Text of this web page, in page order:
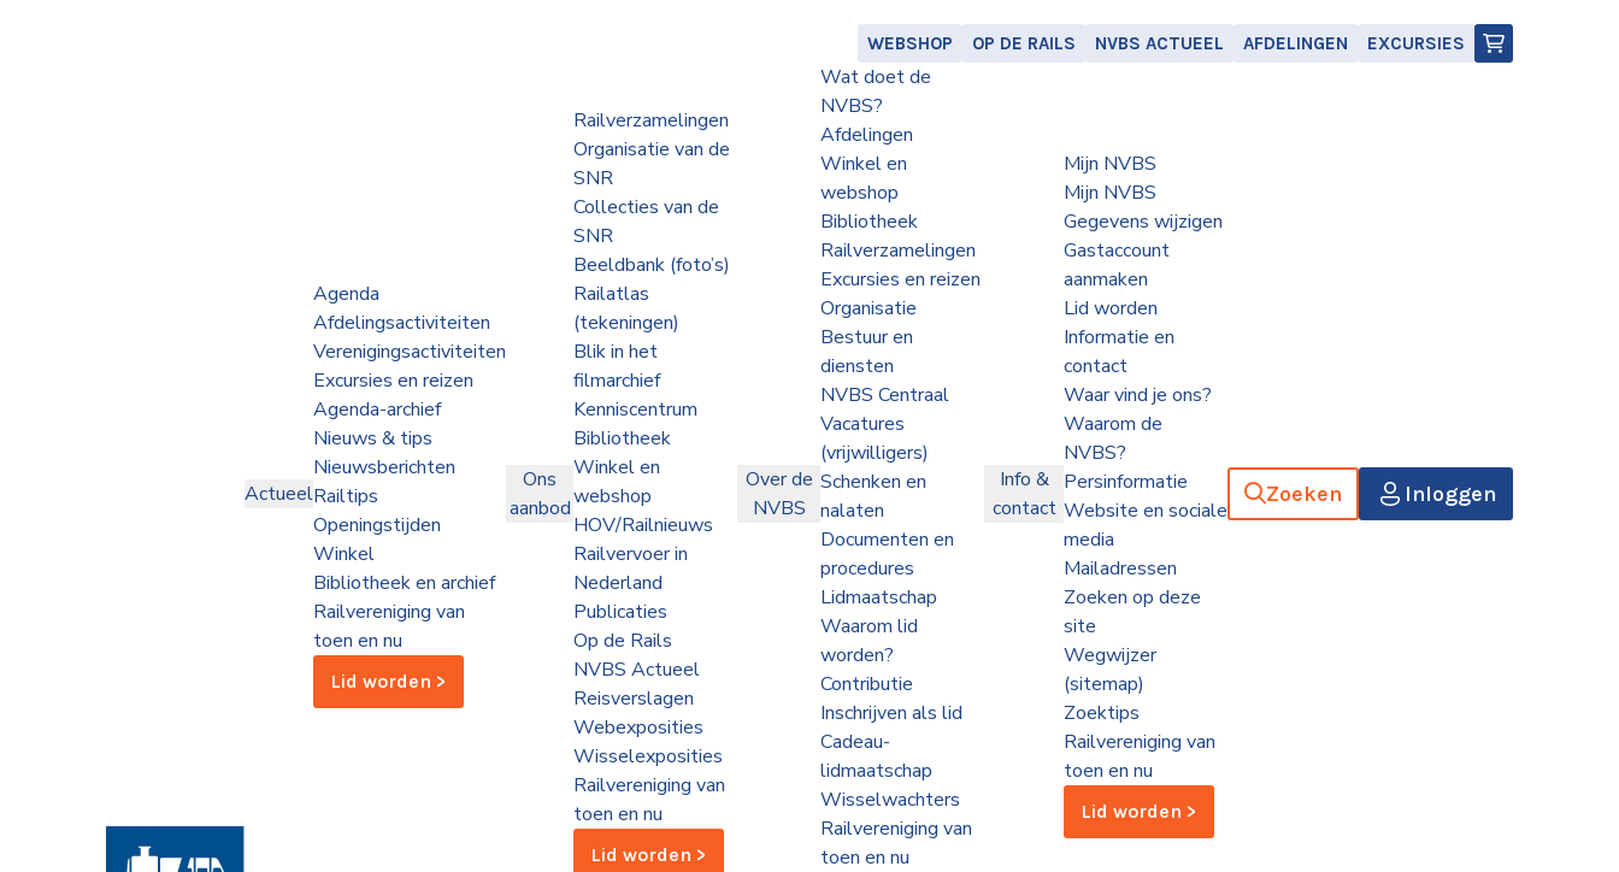
WEBSHOP OP DE RAILS NVBS ACTUEEL AFDELINGEN EXCURSIES
Actueel
Agenda
Afdelingsactiviteiten
Verenigingsactiviteiten
Excursies en reizen
Agenda-archief
Nieuws & tips
Nieuwsberichten
Railtips
Openingstijden
Winkel
Bibliotheek en archief
Railvereniging van
toen en nu
Lid worden >
Ons
aanbod
Railverzamelingen
Organisatie van de
SNR
Collecties van de
SNR
Beeldbank (foto’s)
Railatlas
(tekeningen)
Blik in het
filmarchief
Kenniscentrum
Bibliotheek
Winkel en
webshop
HOV/Railnieuws
Railvervoer in
Nederland
Publicaties
Op de Rails
NVBS Actueel
Reisverslagen
Webexposities
Wisselexposities
Railvereniging van
toen en nu
Lid worden >
Over de
NVBS
Wat doet de
NVBS?
Afdelingen
Winkel en
webshop
Bibliotheek
Railverzamelingen
Excursies en reizen
Organisatie
Bestuur en
diensten
NVBS Centraal
Vacatures
(vrijwilligers)
Schenken en
nalaten
Documenten en
procedures
Lidmaatschap
Waarom lid
worden?
Contributie
Inschrijven als lid
Cadeau-
lidmaatschap
Wisselwachters
Railvereniging van
toen en nu
Info &
contact
Mijn NVBS
Mijn NVBS
Gegevens wijzigen
Gastaccount
aanmaken
Lid worden
Informatie en
contact
Waar vind je ons?
Waarom de
NVBS?
Persinformatie
Website en sociale
media
Mailadressen
Zoeken op deze
site
Wegwijzer
(sitemap)
Zoektips
Railvereniging van
toen en nu
Lid worden >
Zoeken Inloggen